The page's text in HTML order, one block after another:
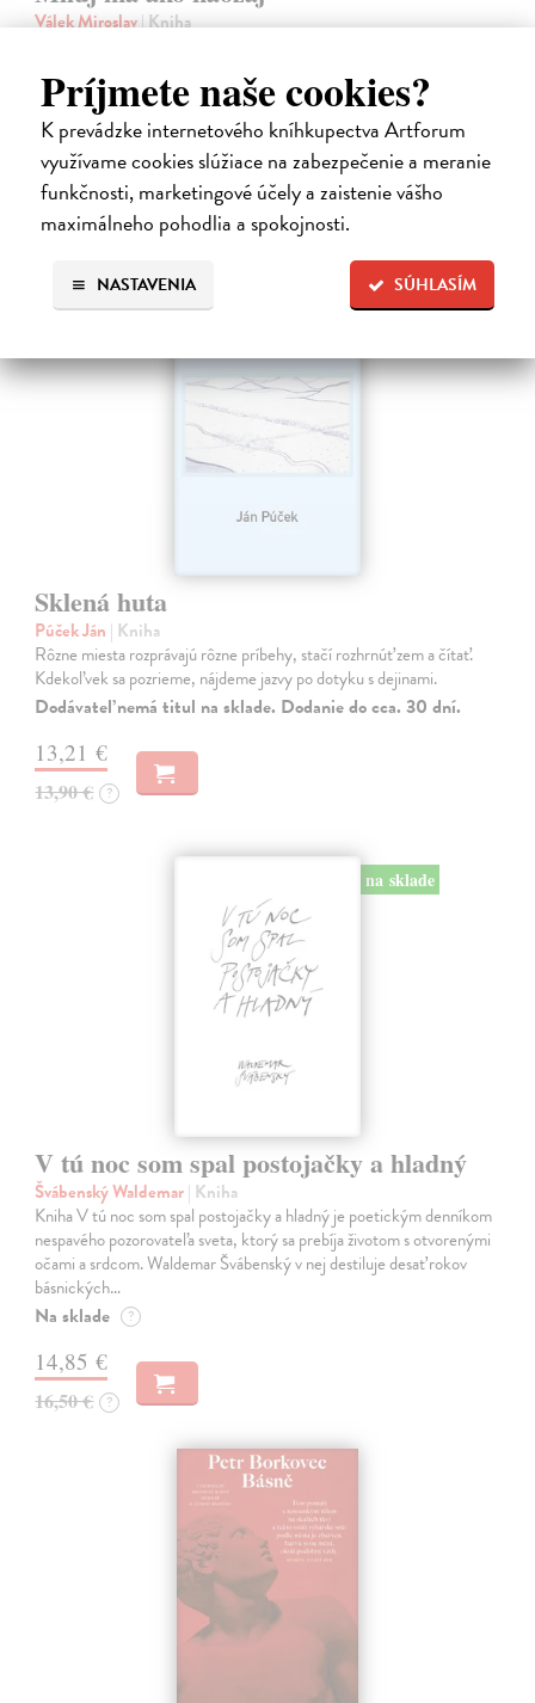
Príjmete naše cookies?
K prevádzke internetového kníhkupectva Artforum
využívame cookies slúžiace na zabezpečenie a meranie
funkčnosti, marketingové účely a zaistenie vášho
maximálneho pohodlia a spokojnosti.
SÚHLASÍM
NASTAVENIA
Válek Miroslav| Kniha
Miroslavovi Válkovi (1927 – 1991) vidia deziluzívneho analytika
ľudskej situácie.
Na sklade
33,85 €
34,90 € ?
Sklená huta
Púček Ján | Kniha
Rôzne miesta rozprávajú rôzne príbehy, stačí rozhrnúť zem a čítať.
Kdekoľvek sa pozrieme, nájdeme jazvy po dotyku s dejinami.
Dodávateľ nemá titul na sklade. Dodanie do cca. 30 dní.
13,21 €
13,90 € ?
na sklade
V tú noc som spal postojačky a hladný
Švábenský Waldemar| Kniha
Kniha V tú noc som spal postojačky a hladný je poetickým denníkom
nespavého pozorovateľa sveta, ktorý sa prebíja životom s otvorenými
očami a srdcom. Waldemar Švábenský v nej destiluje desať rokov
básnických…
Na sklade ?
14,85 €
16,50 € ?